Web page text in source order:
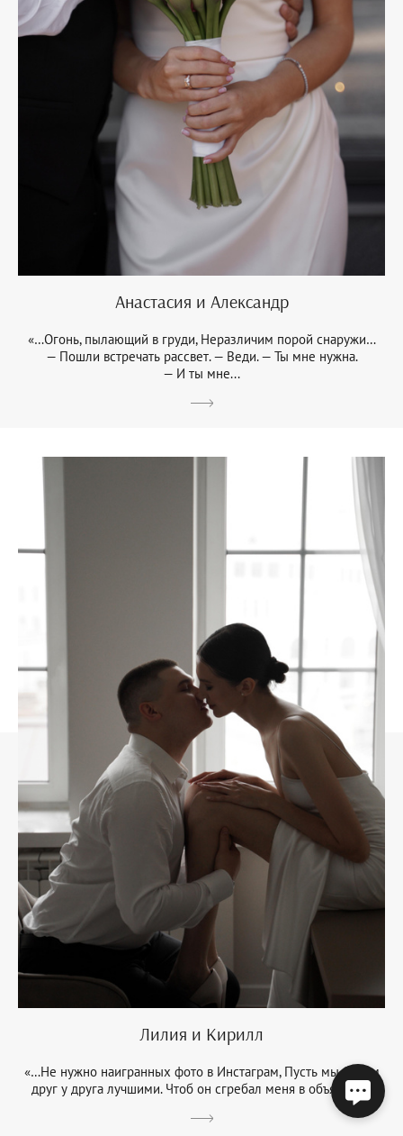
Анастасия и Александр
«…Огонь, пылающий в груди, Неразличим порой снаружи…
— Пошли встречать рассвет. — Веди. — Ты мне нужна.
— И ты мне...
Лилия и Кирилл
«…Не нужно наигранных фото в Инстаграм, Пусть мы будем
друг у друга лучшими. Чтоб он сгребал меня в объятиях...